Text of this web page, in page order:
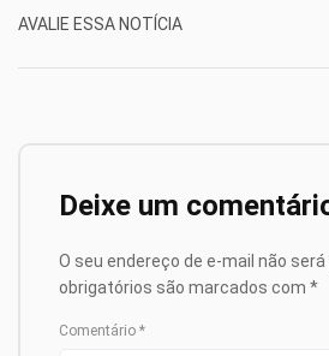
AVALIE ESSA NOTÍCIA
Deixe um
O seu endereço de e-mail não será
obrigatórios são marcados com *
Comentário *